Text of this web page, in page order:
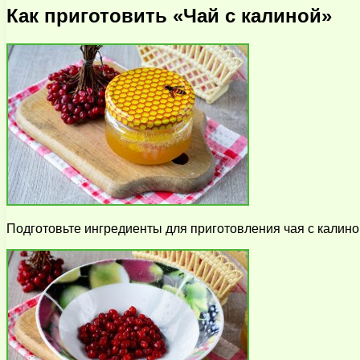
Как приготовить «Чай с калиной»
Подготовьте ингредиенты для приготовления чая с